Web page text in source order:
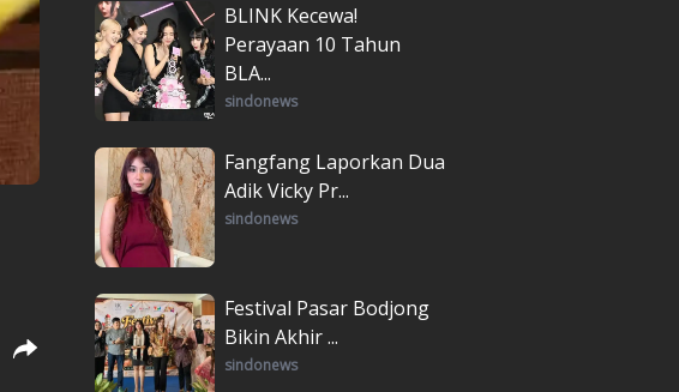
BLINK Kecewa!
Perayaan 10 Tahun
BLA...
sindonews
Fangfang Laporkan Dua
Adik Vicky Pr...
sindonews
Festival Pasar Bodjong
Bikin Akhir ...
sindonews